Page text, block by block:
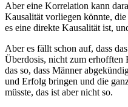
Aber eine Korrelation kann
Kausalität vorliegen könnte,
es eine direkte Kausalität ist,
Aber es fällt schon auf, dass
Überdosis, nicht zum erhofften
das so, dass Männer
und Erfolg bringen und die
müsste, das ist aber nicht so.